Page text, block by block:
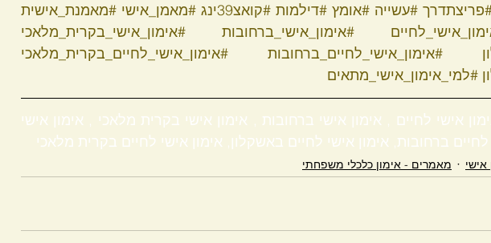
#עשייה #אומץ #דילמות #קואצ39ינג #מאמן_אישי #מאמנת_אישית
#אימון_אישי_ברחובות
#אימון_אישי_בקרית_מלאכי
#אימון_אישי_לחיים_ברחובות
#אימון_אישי_לחיים_בקרית_מלאכי
#למי_אימון_אישי_מתאים
ברחובות, אימון אישי לחיים באשקלון, אימון אישי לחיים בקרית מלאכי
מאמרים - אימון כלכלי משפחתי